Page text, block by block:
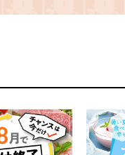
ド
食塩不使用
ス ドリン